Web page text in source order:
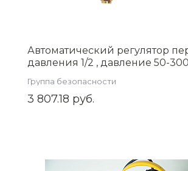
Автоматический регулятор
давления 1/2 , давление 50-300
Группа безопасности
3 807.18 руб.